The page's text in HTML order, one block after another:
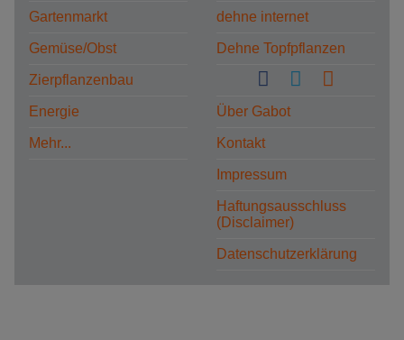
Gartenmarkt
Gemüse/Obst
Zierpflanzenbau
Energie
Mehr...
dehne internet
Dehne Topfpflanzen
Über Gabot
Kontakt
Impressum
Haftungsausschluss
(Disclaimer)
Datenschutzerklärung